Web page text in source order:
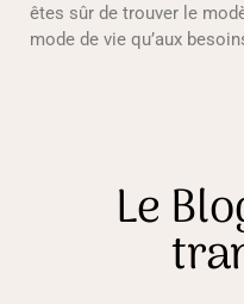
êtes sûr de trouver le
mode de vie qu’aux
Le